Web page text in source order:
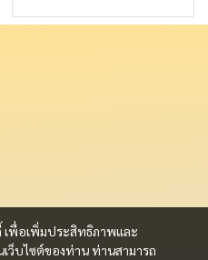
เพื่อเพิ่มประสิทธิภาพและ
ว็บไซต์ของท่าน ท่านสามารถ